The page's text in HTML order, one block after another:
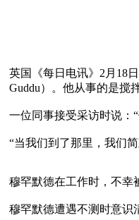
英国《每日电讯》2月18
Guddu）。他从事的是搅
一位同事接受采访时说：
“当我们到了那里，我们
穆罕默德在工作时，不幸
穆罕默德遭遇不测时意识